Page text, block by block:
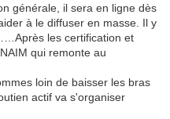
générale, il sera en ligne dès
à le diffuser en masse. Il y
les certification et
qui remonte au
loin de baisser les bras
actif va s'organiser